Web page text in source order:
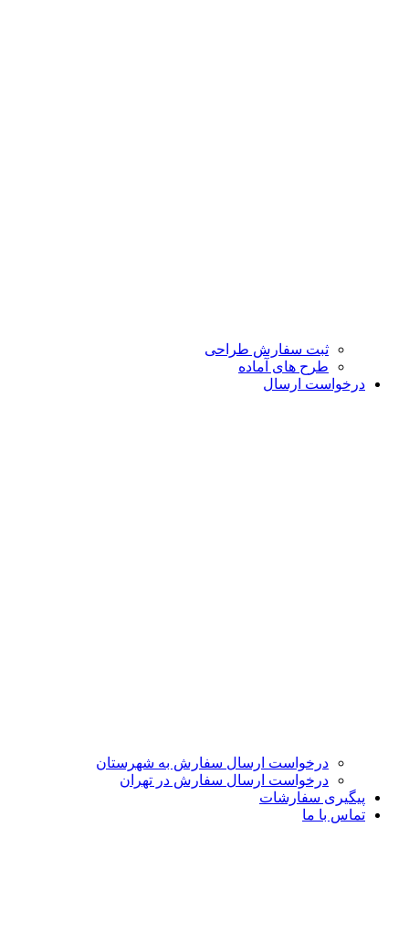
ثبت سفارش طراحی
طرح های آماده
درخواست ارسال
درخواست ارسال سفارش به شهرستان
درخواست ارسال سفارش در تهران
پیگیری سفارشات
تماس با ما